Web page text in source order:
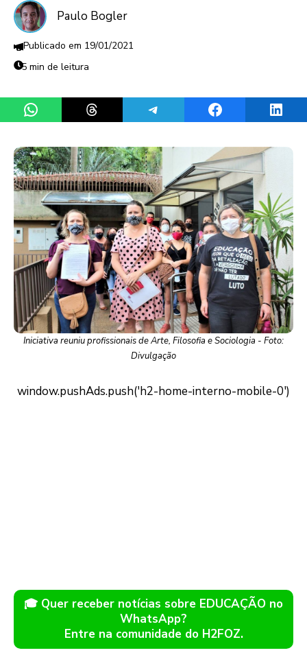
Paulo Bogler
19/01/2021
5 min de leitura
Share on WhatsAppShare on ThreadsShare on TelegramShare on Facebook
Iniciativa reuniu profissionais de Arte, Filosofia e Sociologia - Foto:
Divulgação
🎓 Quer receber notícias sobre EDUCAÇÃO no
WhatsApp?
Entre na comunidade do H2FOZ.